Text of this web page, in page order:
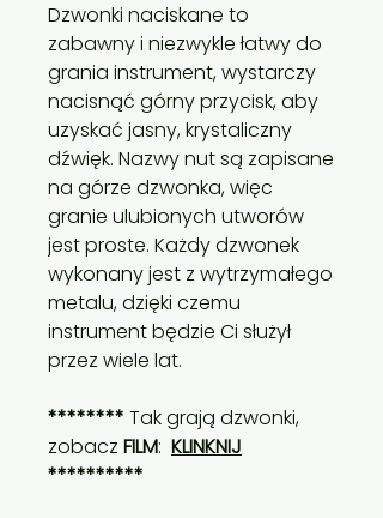
Dzwonki naciskane to
zabawny i niezwykle łatwy do
grania instrument, wystarczy
nacisnąć górny przycisk, aby
uzyskać jasny, krystaliczny
dźwięk. Nazwy nut są zapisane
na górze dzwonka, więc
granie ulubionych utworów
jest proste. Każdy dzwonek
wykonany jest z wytrzymałego
metalu, dzięki czemu
instrument będzie Ci służył
przez wiele lat.
******** Tak grają dzwonki,
zobacz FILM: KLINKNIJ
**********